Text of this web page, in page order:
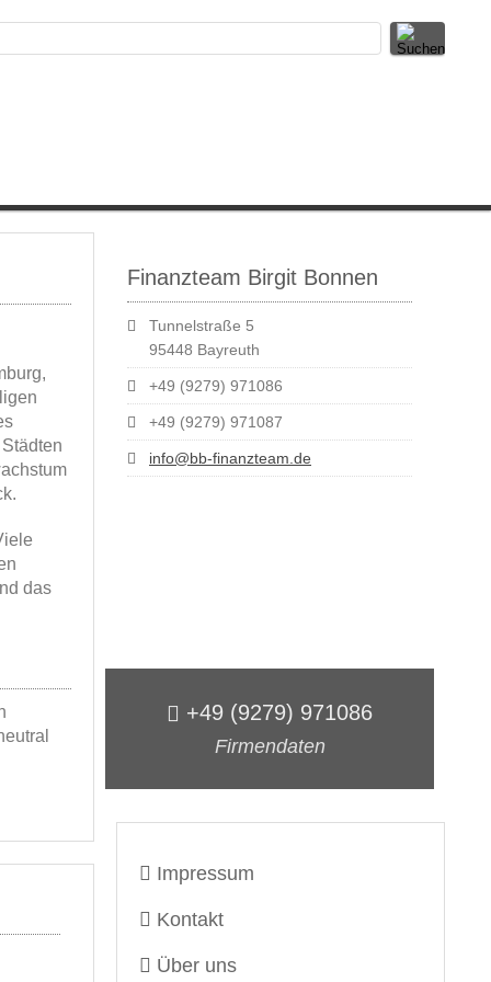
Finanzteam Birgit Bonnen
Tunnelstraße 5
95448 Bayreuth
+49 (9279) 971086
+49 (9279) 971087
info@bb-finanzteam.de
+49 (9279) 971086
Firmendaten
Impressum
Kontakt
Über uns
das